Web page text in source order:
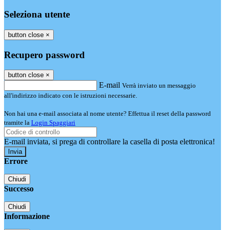
Seleziona utente
button close ×
Recupero password
button close ×
E-mail Verrà inviato un messaggio
all'indirizzo indicato con le istruzioni necessarie.
Non hai una e-mail associata al nome utente? Effettua il reset della password
tramite la Login Spaggiari
E-mail inviata, si prega di controllare la casella di posta elettronica!
Errore
Chiudi
Successo
Chiudi
Informazione